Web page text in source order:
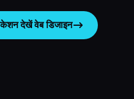
देखेंवेब डिजाइन